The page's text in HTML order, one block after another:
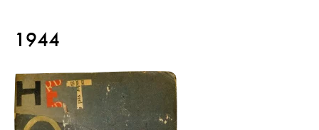
Thyssen ⌫
Churchill, Winston Hitler, Adolf Hoesch
1944